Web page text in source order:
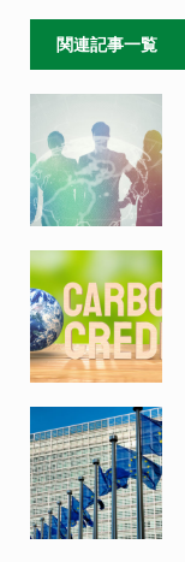
関連記事一覧